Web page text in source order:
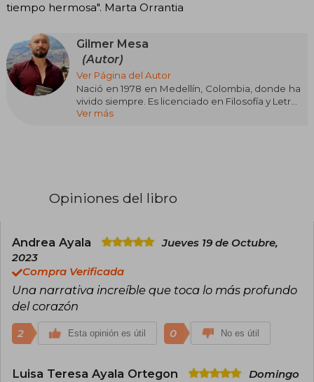
tiempo hermosa". Marta Orrantia
Gilmer Mesa
(Autor)
Ver Página del Autor
Nació en 1978 en Medellín, Colombia, donde ha
vivido siempre. Es licenciado en Filosofía y Letras
y magíster en Literatura de la Universidad
Travesías (Random House, 2021), novela que
novela
Ver más
Opiniones del libro
Andrea Ayala
Jueves 19 de Octubre,
2023
Compra Verificada
Una narrativa increíble que toca lo más profundo
del corazón
2 Esta opinión es útil 0 No es útil
Luisa Teresa Ayala Ortegon
Domingo